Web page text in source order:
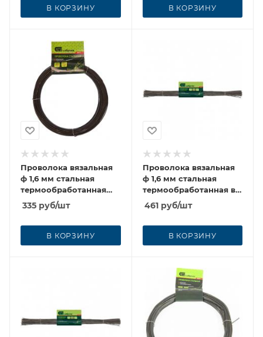
В КОРЗИНУ В КОРЗИНУ
Проволока вязальная
ф 1,6 мм стальная
термообработанная
20м
335 руб/шт
В КОРЗИНУ
Проволока вязальная
ф 1,6 мм стальная
термообработанная в
прутках
461руб/шт
В КОРЗИНУ